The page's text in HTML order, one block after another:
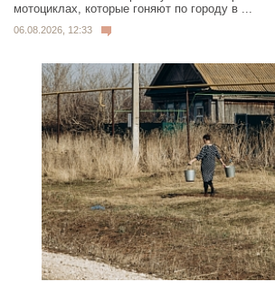
мотоциклах, которые гоняют по городу в ...
06.08.2026, 12:33